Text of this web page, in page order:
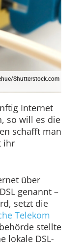
Shutterstock.com
Internet
so will es die
schafft man
ihr
über
genannt –
setzt die
Telekom
stellte
lokale DSL-